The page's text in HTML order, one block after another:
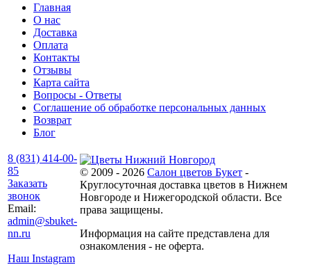
Главная
О нас
Доставка
Оплата
Контакты
Отзывы
Карта сайта
Вопросы - Ответы
Соглашение об обработке персональных данных
Возврат
Блог
8 (831) 414-00-
85
Заказать
звонок
Email:
admin@sbuket-
nn.ru
Наш Instagram
© 2009 - 2026 Салон цветов Букет -
Круглосуточная доставка цветов в Нижнем
Новгороде и Нижегородской области. Все
права защищены.
Информация на сайте представлена для
ознакомления - не оферта.